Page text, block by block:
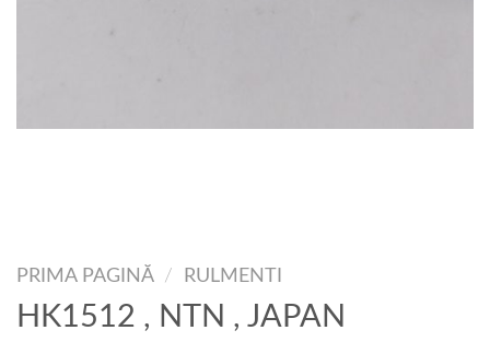
PRIMA PAGINĂ / RULMENTI
HK1512 , NTN , JAPAN